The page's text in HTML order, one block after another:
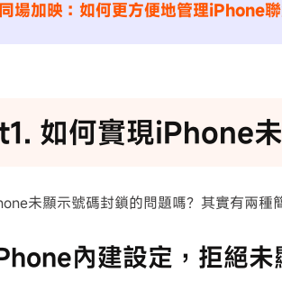
場加映：如何更方便地管理iPhone
如何實現iPhone
未顯示號碼封鎖的問題嗎？其實有兩種
內建設定，拒絕未